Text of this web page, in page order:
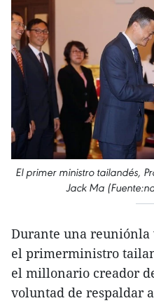
El primer ministro tailandés,
Jack Ma
Durante una
el primerministro
el millonario creador
voluntad de respaldar